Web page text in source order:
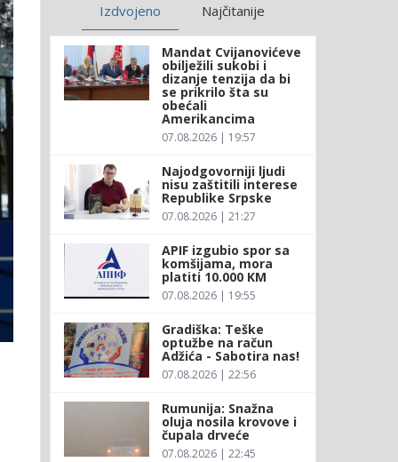
Izdvojeno Najčitanije
Mandat Cvijanovićeve
obilježili sukobi i
dizanje tenzija da bi
se prikrilo šta su
obećali
Amerikancima
07.08.2026 | 19:57
Najodgovorniji ljudi
nisu zaštitili interese
Republike Srpske
07.08.2026 | 21:27
APIF izgubio spor sa
komšijama, mora
platiti 10.000 KM
07.08.2026 | 19:55
Gradiška: Teške
optužbe na račun
Adžića - Sabotira nas!
07.08.2026 | 22:56
Rumunija: Snažna
oluja nosila krovove i
čupala drveće
07.08.2026 | 22:45